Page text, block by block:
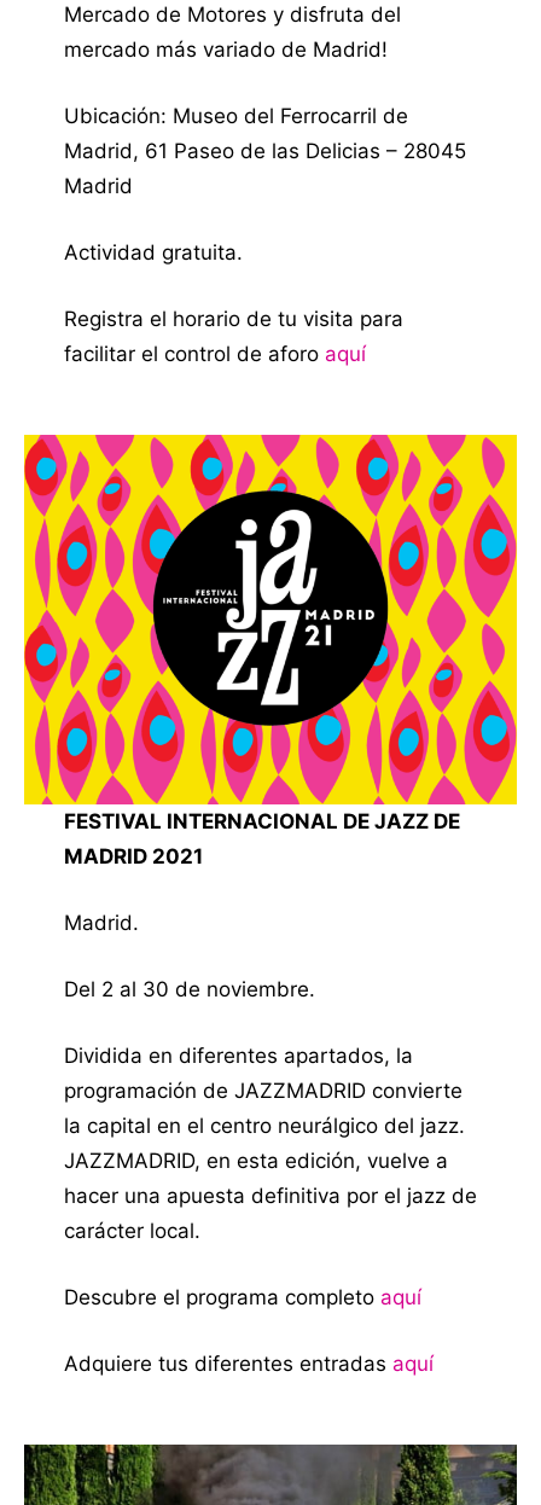
Mercado de Motores y disfruta del
mercado más variado de Madrid!
Ubicación: Museo del Ferrocarril de
Madrid, 61 Paseo de las Delicias – 28045
Madrid
Actividad gratuita.
Registra el horario de tu visita para
facilitar el control de aforoaquí
FESTIVAL INTERNACIONAL DE JAZZ DE
MADRID 2021
Madrid.
Del 2 al 30 de noviembre.
Dividida en diferentes apartados, la
programación de JAZZMADRID convierte
la capital en el centro neurálgico del jazz.
JAZZMADRID, en esta edición, vuelve a
hacer una apuesta definitiva por el jazz de
carácter local.
Descubre el programa completo aquí
Adquiere tus diferentes entradas aquí